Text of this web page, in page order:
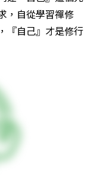
，自從學習禪修
『自己』才是修行